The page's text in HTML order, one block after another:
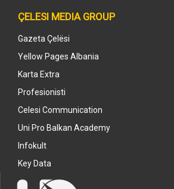
ÇELESI MEDIA GROUP
Gazeta Çelësi
Yellow Pages Albania
Karta Extra
Profesionisti
Celesi Communication
Uni Pro Balkan Academy
Infokult
Key Data